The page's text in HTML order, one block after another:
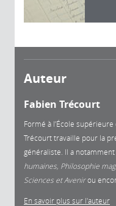
Auteur
Fabien Trécourt
Formé à l’École
Trécourt travaille pour la
généraliste. Il a
humaines, Philosophie
Sciences et Avenirou
En savoir plus sur l'auteur